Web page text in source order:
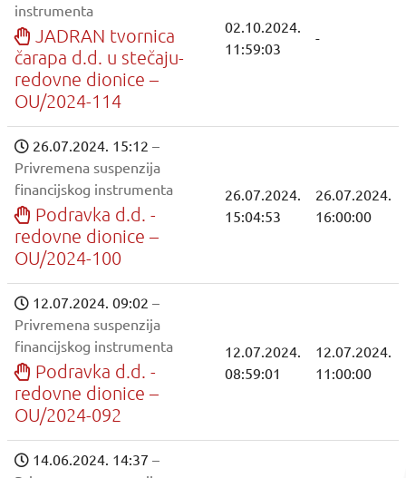
instrumenta
JADRAN tvornica
čarapa d.d. u stečaju-
redovne dionice –
OU/2024-114
02.10.2024.
11:59:03
-
26.07.2024. 15:12 –
Privremena suspenzija
financijskog instrumenta
Podravka d.d. -
redovne dionice –
OU/2024-100
26.07.2024.
15:04:53
26.07.2024.
16:00:00
12.07.2024. 09:02 –
Privremena suspenzija
financijskog instrumenta
Podravka d.d. -
redovne dionice –
OU/2024-092
12.07.2024.
08:59:01
12.07.2024.
11:00:00
14.06.2024. 14:37 –